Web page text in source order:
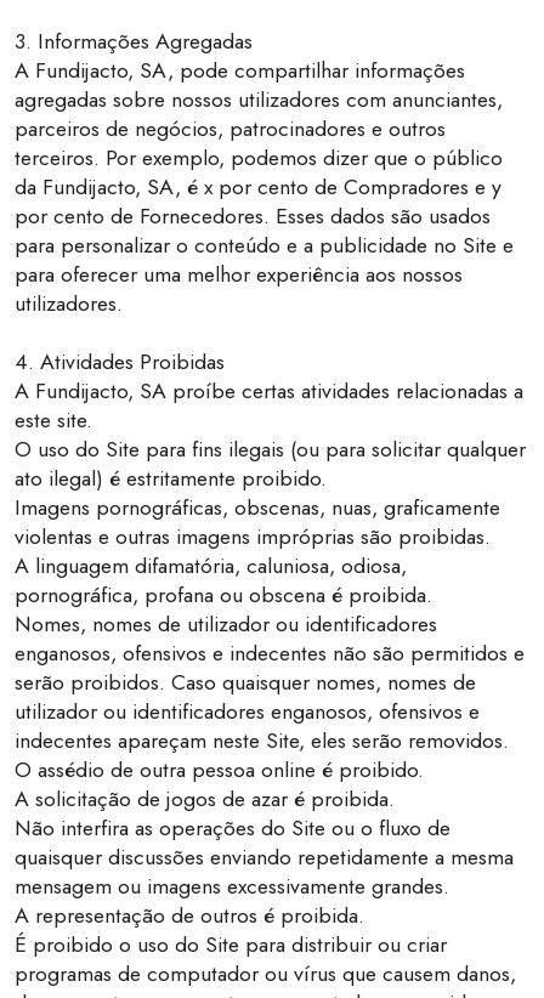
3. Informações Agregadas
A Fundijacto, SA, pode compartilhar informações
agregadas sobre nossos utilizadores com anunciantes,
parceiros de negócios, patrocinadores e outros
terceiros. Por exemplo, podemos dizer que o público
da Fundijacto, SA, é x por cento de Compradores e y
por cento de Fornecedores. Esses dados são usados
para personalizar o conteúdo e a publicidade no Site e
para oferecer uma melhor experiência aos nossos
utilizadores.
4. Atividades Proibidas
A Fundijacto, SA proíbe certas atividades relacionadas a
este site.
O uso do Site para fins ilegais (ou para solicitar qualquer
ato ilegal) é estritamente proibido.
Imagens pornográficas, obscenas, nuas, graficamente
violentas e outras imagens impróprias são proibidas.
A linguagem difamatória, caluniosa, odiosa,
pornográfica, profana ou obscena é proibida.
Nomes, nomes de utilizador ou identificadores
enganosos, ofensivos e indecentes não são permitidos e
serão proibidos. Caso quaisquer nomes, nomes de
utilizador ou identificadores enganosos, ofensivos e
indecentes apareçam neste Site, eles serão removidos.
O assédio de outra pessoa online é proibido.
A solicitação de jogos de azar é proibida.
Não interfira as operações do Site ou o fluxo de
quaisquer discussões enviando repetidamente a mesma
mensagem ou imagens excessivamente grandes.
A representação de outros é proibida.
É proibido o uso do Site para distribuir ou criar
programas de computador ou vírus que causem danos,